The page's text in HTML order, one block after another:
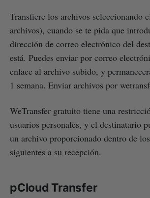
Transfiere los archivos seleccionando
archivos), cuando se te pida que
dirección de correo electrónico del
está. Puedes enviar por correo
enlace al archivo subido, y
1 semana. Enviar archivos por
WeTransfer gratuito tiene una
usuarios personales, y el destinatario
un archivo proporcionado dentro de
siguientes a su recepción.
pCloud Transfer